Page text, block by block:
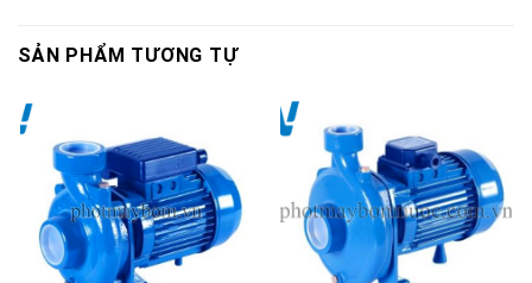
SẢN PHẨM TƯƠNG TỰ